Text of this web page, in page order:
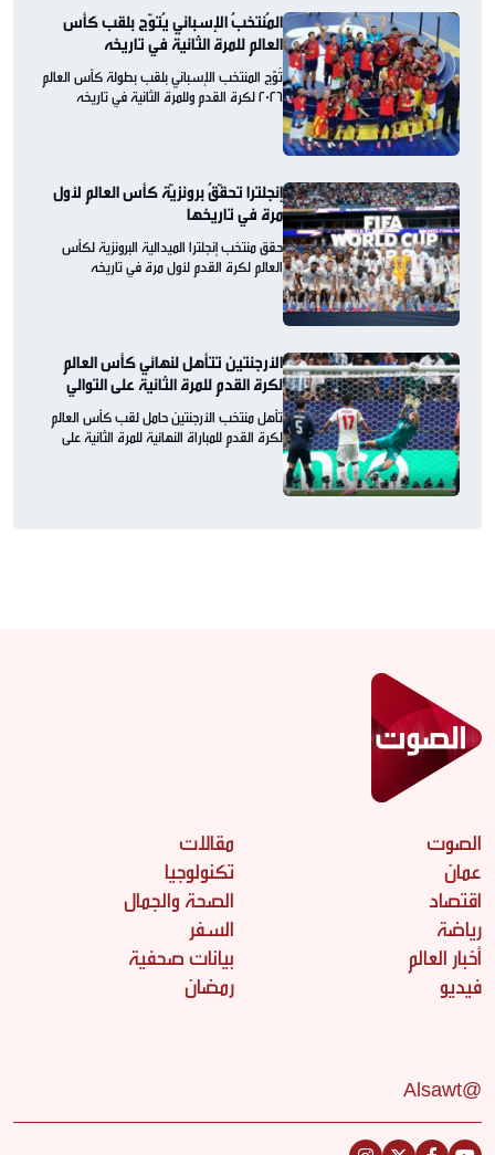
المُنتخبُ الإسباني يُتوّج بلقب كأس
العالم للمرة الثانية في تاريخه
تُوّج المنتخب الإسباني بلقب بطولة كأس العالم
2026 لكرة القدم وللمرة الثانية في تاريخه
إنجلترا تحقّقُ برونزيّة كأس العالم لأول
مرة في تاريخها
حقق منتخب إنجلترا الميدالية البرونزية لكأس
العالم لكرة القدم لأول مرة في تاريخه
الأرجنتين تتأهل لنهائي كأس العالم
لكرة القدم للمرة الثانية على التوالي
تأهل منتخب الأرجنتين حامل لقب كأس العالم
لكرة القدم للمباراة النهائية للمرة الثانية على
الصوت
عمان
اقتصاد
رياضة
أخبار العالم
فيديو
مقالات
تكنولوجيا
الصحة والجمال
السفر
بيانات صحفية
رمضان
@Alsawt